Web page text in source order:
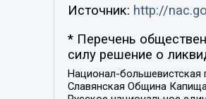
Источник: http://
* Перечень
силу решение о
Национал-
Славянская Община